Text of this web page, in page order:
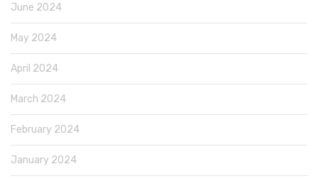
June 2024
May 2024
April 2024
March 2024
February 2024
January 2024